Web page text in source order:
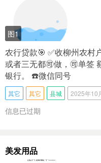
图1
农行贷款🎯 ✅收柳州农村
或者三无都🉑做，🉑单签
银行。 ☎️微信同号
其它 其它 县城 2025年10
信息已过期
美发用品